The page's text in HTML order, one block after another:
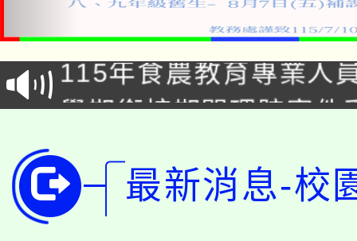
淨零綠生活教案入校路
會
115年食農教育專業人
程
學期銜接期間理賠案件
版
公告本校115學年度第
代理(課)教師甄選結果(
「2026金融保險知識
最新消息-校